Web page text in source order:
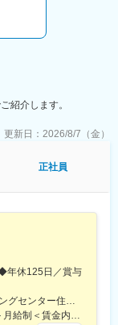
ネジメントや本部
できます。まずは
。
。チームワークを
す。
100％出資の新会社
を一括して提供し
では第一線で活躍
ィブを獲得できま
年40～50万円のイ
接客できます。
合える方。
ケーション姿勢を重
紹介します。
更新日： 2026/8/7（金）
正社員
年休125日／賞与
＜勤務地詳細＞全国の各事業部・各ショッピングセンター住所：千葉県千葉市美浜区中瀬1-5-1イオンタワー10F（本社所在地） 受動喫煙対策：敷地内全面禁煙変更の範囲：会社の定める事業所
＜予定年収＞473万円～860万円＜賃金形態＞月給制＜賃金内訳＞月額（基本給）：296,000円～516,000円＜月給＞296,000円～516,000円＜昇給有無＞有＜残業手当＞有＜給与補足＞■予定年収はあくまでも目安の金額であり、選考を通じて上下する可能性があります。■予定年収は全国転勤可能な場合の目安です。■賞与：平均年4.2か月分程度■管理監督者として採用された場合、「時間外勤務手当」「休日勤務手当」の対象外となります。賃金はあくまでも目安の金額であり、選考を通じて上下する可能性があります。月給(月額)は固定手当を含めた表記です。